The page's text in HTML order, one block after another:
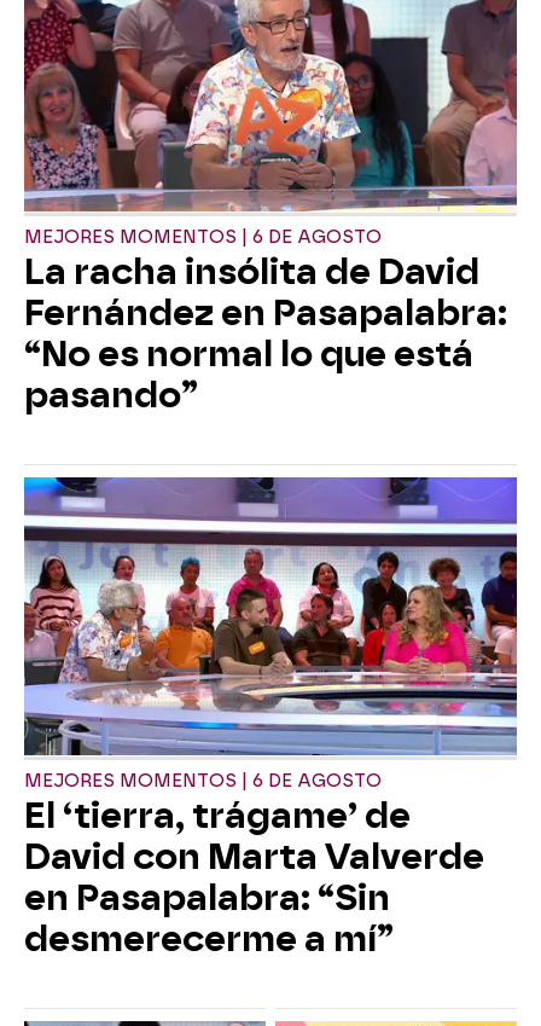
MEJORES MOMENTOS | 6 DE AGOSTO
La racha insólita de David
Fernández en Pasapalabra:
“No es normal lo que está
pasando”
MEJORES MOMENTOS | 6 DE AGOSTO
El ‘tierra, trágame’ de
David con Marta Valverde
en Pasapalabra: “Sin
desmerecerme a mí”